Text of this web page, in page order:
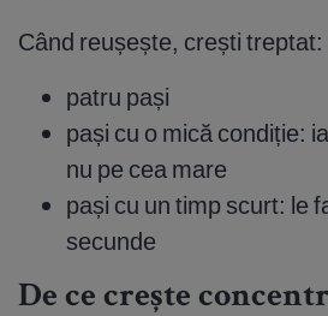
Când reușește, crești treptat:
patru pași
pași cu o mică condiție:
nu pe cea mare
pași cu un timp scurt: le
secunde
De ce crește